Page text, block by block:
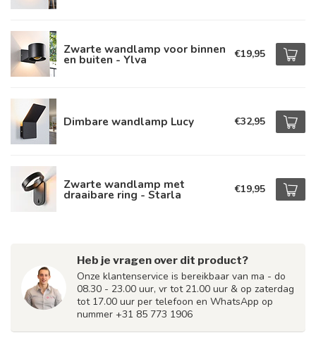
Zwarte wandlamp voor binnen
en buiten - Ylva €19,95
Dimbare wandlamp Lucy €32,95
Zwarte wandlamp met
draaibare ring - Starla €19,95
Heb je vragen over dit product?
Onze klantenservice is bereikbaar van ma - do
08.30 - 23.00 uur, vr tot 21.00 uur & op zaterdag
tot 17.00 uur per telefoon en WhatsApp op
nummer +31 85 773 1906